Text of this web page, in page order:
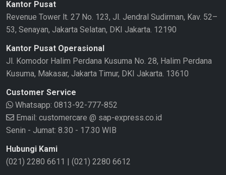
Kantor Pusat
Revenue Tower lt. 27 No. 123, Jl. Jendral Sudirman, Kav. 52–
53, Senayan, Jakarta Selatan, DKI Jakarta. 12190
Kantor Pusat Operasional
Jl. Komodor Halim Perdana Kusuma No. 28, Halim Perdana
Kusuma, Makasar, Jakarta Timur, DKI Jakarta. 13610
Customer Service
Whatsapp: 0813-92-777-852
Email: customercare @ sap-express.co.id
Senin - Jumat: 8.30 - 17.30 WIB
Hubungi Kami
(021) 2280 6611
(021) 2280 6612